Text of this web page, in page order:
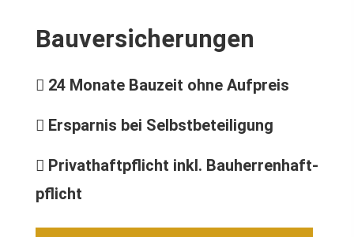
Bauversicherungen
24 Monate Bauzeit ohne Aufpreis
Ersparnis bei Selbstbeteiligung
Privathaftpflicht inkl. Bau­herren­haft­
pflicht